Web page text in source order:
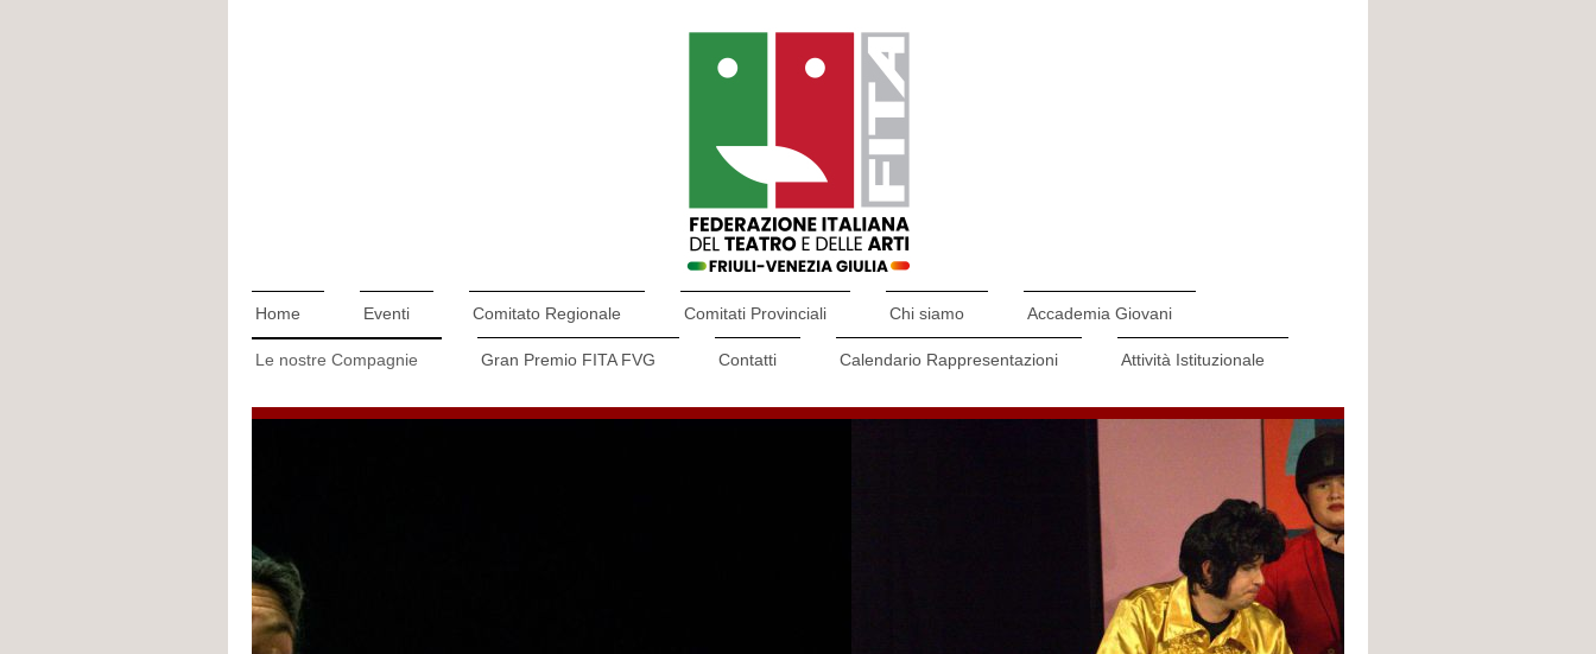
Home Eventi Comitato Regionale Comitati Provinciali Chi siamo Accademia Giovani
Le nostre Compagnie Gran Premio FITA FVG Contatti Calendario Rappresentazioni Attività Istituzionale